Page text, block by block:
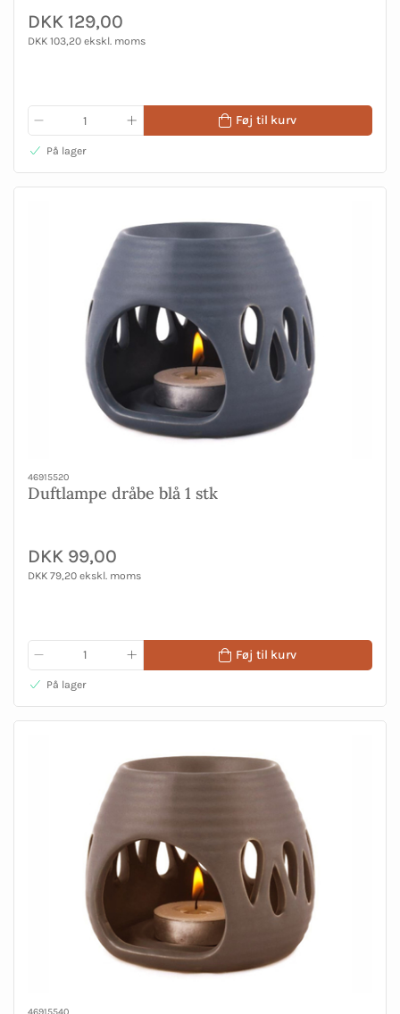
DKK 129,00
DKK 103,20 ekskl. moms
Føj til kurv
På lager
46915520
Duftlampe dråbe blå 1 stk
DKK 99,00
DKK 79,20 ekskl. moms
Føj til kurv
På lager
46915540